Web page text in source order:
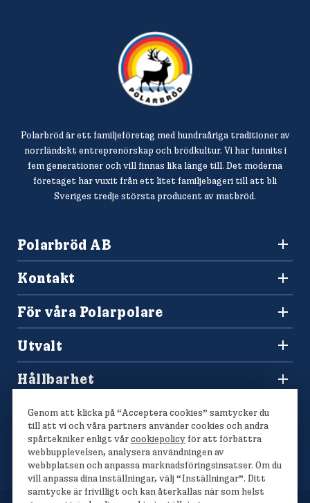
Polarbröd är ett familjeföretag med hundraåriga traditioner av
norrländskt entreprenörskap och brödkultur. Vi har funnits i
fem generationer och vill finnas lika länge till. Det moderna
företaget har vuxit från ett litet familjebageri till att bli
Sveriges tredje största producent av matbröd.
Polarbröd AB
010-450 60 00
info@polarbrod.se
Kontakt
Konsumentkontakt och reklamation
Frågor och svar
Press och nyhetsrum
Sponsring
För våra Polarpolare
Tävlingar
Hitta din Polarklämma
Utvalt
Lediga jobb
Våra bröd
Hållbarhet
Polarmetoden
Genom att klicka på “Acceptera cookies” samtycker du
till att vi och våra partners använder cookies och andra
spårtekniker enligt vårcookiepolicyför att förbättra
webbupplevelsen, analysera användningen av
webbplatsen och anpassa marknadsföringsinsatser. Om du
vill anpassa dina inställningar, välj “Inställningar”. Ditt
samtycke är frivilligt och kan återkallas när som helst